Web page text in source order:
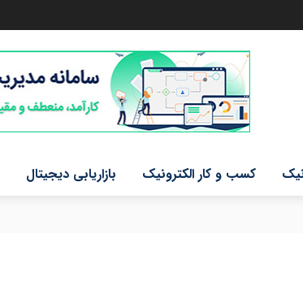
کسب و کار الکترونیک بازاریابی دیجیتال